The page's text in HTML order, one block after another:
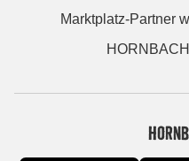
Marktplatz-Partner